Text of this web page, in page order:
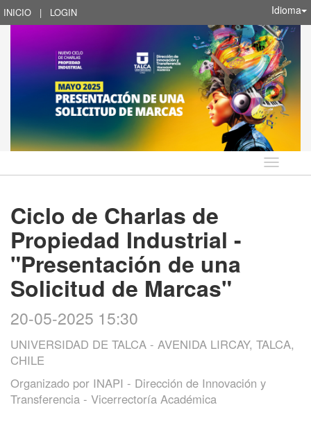
INICIO | LOGIN Idioma
Idioma
Ciclo de Charlas de
Propiedad Industrial -
"Presentación de una
Solicitud de Marcas"
20-05-2025 15:30
UNIVERSIDAD DE TALCA - AVENIDA LIRCAY, TALCA,
CHILE
Organizado por INAPI - Dirección de Innovación y
Transferencia - Vicerrectoría Académica